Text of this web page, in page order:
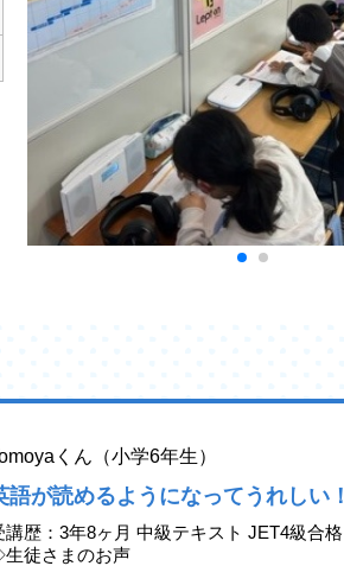
くん（小学6年生）
語が読めるようになってうれしい！
講歴：3年8ヶ月 中級テキスト JET4級合格
徒さまのお声